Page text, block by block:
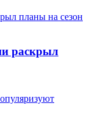
раскрыл